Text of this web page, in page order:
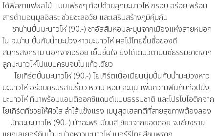
ได้ฟีลกาแฟผลไม้ แบบเฟรชๆ ท้อปด้วยลูกมะนาวโห่ กรอบ อร่อย พร้อม
สารต้านอนุมูลอิสระ ช่วยชะลอวัย และเสริมสร้างภูมิคุ้มกัน
ชาน่านปั่นมะนาวโห่ (90.-) ชาอัสสัมหอมละมุนจากเมืองแห่งสายหมอก
ใน จ.น่าน ปั่นกับน้ำมะม่วงหาวมะนาวโห่ ผลไม้ไทยขึ้นชื่อของดี
สมุทรสงคราม นอกจากอร่อย เย็นชื่นใจ ยังได้เติมวิตามินซีธรรมชาติจาก
ลูกมะนาวโห่ไปแบบครบจบในแก้วเดียว
โยเกิร์ตปั่นมะนาวโห่ (90.-) โยเกิร์ตเนื้อเนียนนุ่มปั่นกับน้ำมะม่วงหาว
มะนาวโห่ อร่อยครบรสเปรี้ยว หวาน หอม ละมุน เพิ่มความฟินกับท้อปปิ้ง
มะนาวโห่ ที่มาพร้อมแอนติออกซิแดนต์แบบธรรมชาติ และโปรไบโอติกจาก
โยเกิร์ตที่ช่วยให้ผิวใส ลำไส้แข็งแรง เมนูสุดเฮลท์ตี้ที่สายสุขภาพต้องลอง
มัทฉะมะนาวโห่ (90.-) มัทฉะพรีเมียมสีเขียวจากยอดดอย จ.เชียงราย